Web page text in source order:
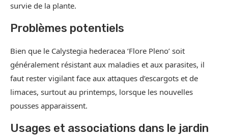
survie de la plante.
Problèmes potentiels
Bien que le Calystegia hederacea ‘Flore Pleno’ soit
généralement résistant aux maladies et aux parasites, il
faut rester vigilant face aux attaques d’escargots et de
limaces, surtout au printemps, lorsque les nouvelles
pousses apparaissent.
Usages et associations dans le jardin